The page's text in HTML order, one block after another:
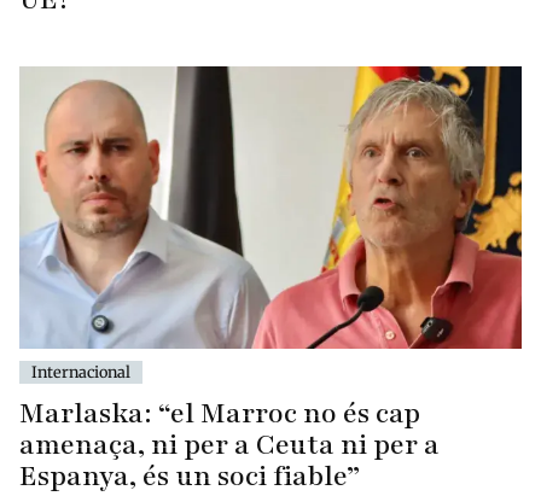
Internacional
Marlaska: “el Marroc no és cap
amenaça, ni per a Ceuta ni per a
Espanya, és un soci fiable”